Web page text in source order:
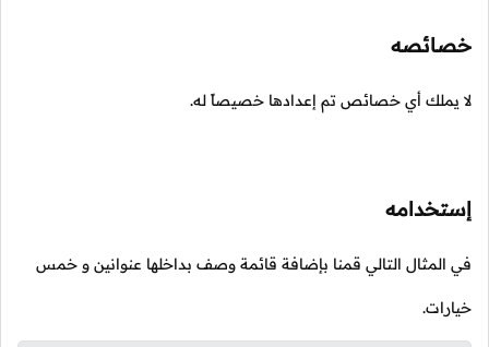
خصائصه
لا يملك أي خصائص تم إعدادها خصيصاً له.
إستخدامه
في المثال التالي قمنا بإضافة قائمة وصف بداخلها عنوانين و خمس
خيارات.